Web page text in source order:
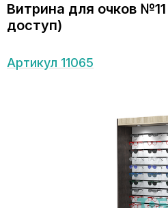
Витрина для очков
доступ)
Артикул 11065